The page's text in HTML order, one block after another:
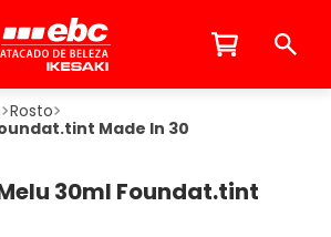
Rosto
Made In 30
30ml Foundat.tint